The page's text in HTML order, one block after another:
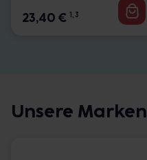
23,40 € 1, 3
Unsere Marken